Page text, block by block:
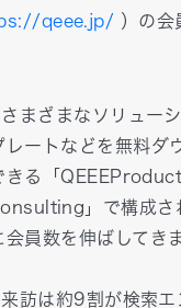
qeee.jp/ ）の
さまざまなソリュ
レートなどを無料
きる「
」で構成さ
会員数を伸ばしてき
来訪は約9割が検索